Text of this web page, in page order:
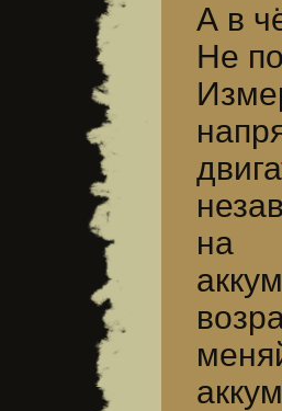
А в
Не
на